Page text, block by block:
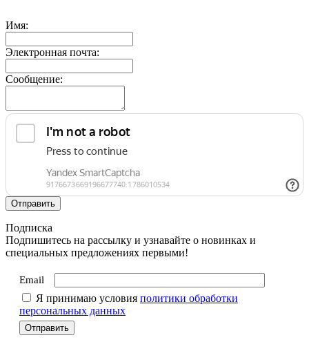
Имя:
Электронная почта:
Сообщение:
Подписка
Подпишитесь на рассылку и узнавайте о новинках и
специальных предложениях первыми!
Email
Я принимаю условия политики обработки
персональных данных